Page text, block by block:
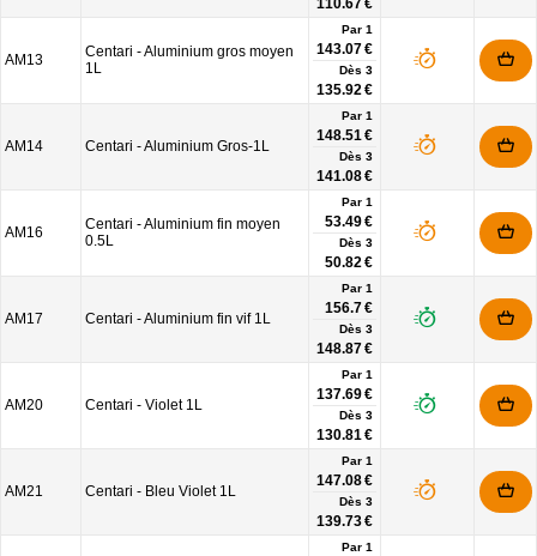
110.67 €
AM13
Centari - Aluminium gros moyen
1L
Par 1
143.07 €
Dès 3
135.92 €
AM14 Centari - Aluminium Gros-1L
Par 1
148.51 €
Dès 3
141.08 €
AM16
Centari - Aluminium fin moyen
0.5L
Par 1
53.49 €
Dès 3
50.82 €
AM17 Centari - Aluminium fin vif 1L
Par 1
156.7 €
Dès 3
148.87 €
AM20 Centari - Violet 1L
Par 1
137.69 €
Dès 3
130.81 €
AM21 Centari - Bleu Violet 1L
Par 1
147.08 €
Dès 3
139.73 €
Par 1